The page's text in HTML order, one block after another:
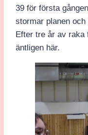
39 för första
stormar planen
Efter tre år av raka
äntligen här.